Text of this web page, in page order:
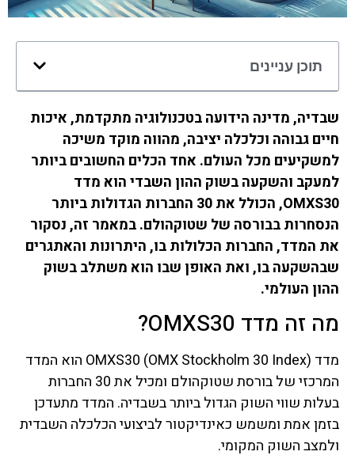
תוכן עניינים
שבדיה, מדינה הידועה בטכנולוגיה מתקדמת, איכות
חיים גבוהה וכלכלה יציבה, מהווה מוקד משיכה
למשקיעים מכל העולם. אחד הכלים החשובים ביותר
למעקב והשקעה בשוק ההון השבדי הוא מדד
OMXS30, הכולל את 30 החברות הגדולות ביותר
הנסחרות בבורסה של שטוקהולם. במאמר זה, נסקור
את המדד, החברות הכלולות בו, היתרונות והאתגרים
שבהשקעה בו, ואת האופן שבו הוא משתלב בשוק
ההון העולמי.
מה זה מדד OMXS30?
מדד OMXS30 (OMX Stockholm 30 Index) הוא המדד
המרכזי של בורסת שטוקהולם ומכיל את 30 החברות
בעלות שווי השוק הגדול ביותר בשבדיה. המדד מתעדכן
בזמן אמת ומשמש כאינדיקטור לביצועי הכלכלה השבדית
ולמצב השוק המקומי.